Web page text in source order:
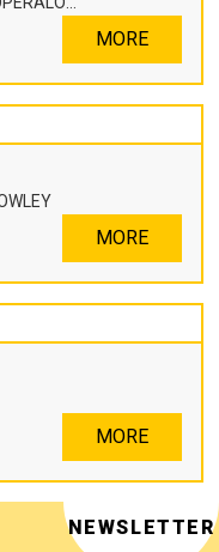
MORE
MORE
MORE
NEWSLETTER